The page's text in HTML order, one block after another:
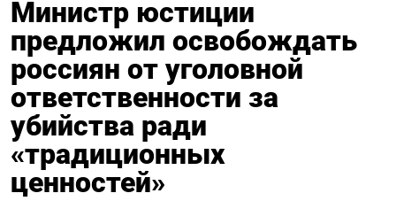
Министр юстиции
предложил освобождать
россиян от уголовной
ответственности за
убийства ради
«традиционных
ценностей»